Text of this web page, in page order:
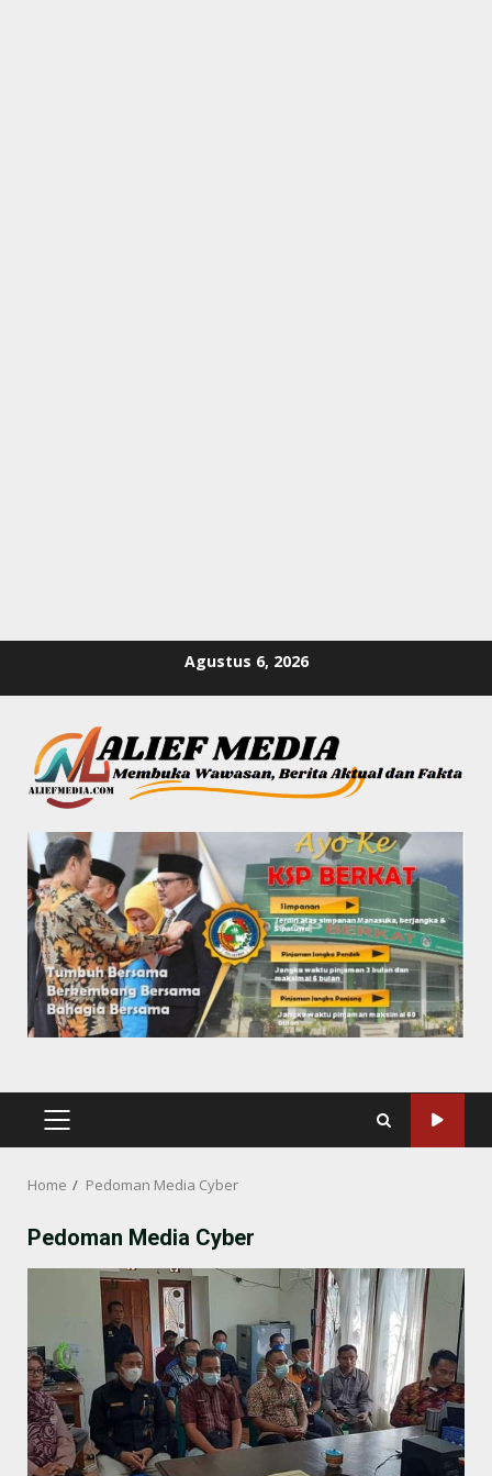
Agustus 6, 2026
PRIMARY
Home Pedoman Media Cyber
Pedoman Media Cyber